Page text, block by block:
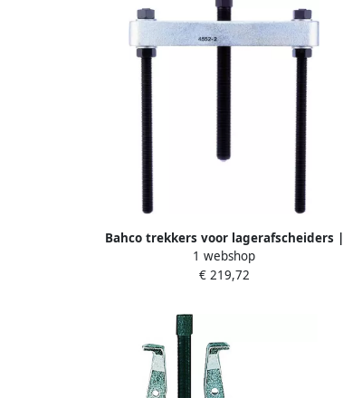
Bahco trekkers voor lagerafscheiders |
4552-3
1 webshop
€ 219,72